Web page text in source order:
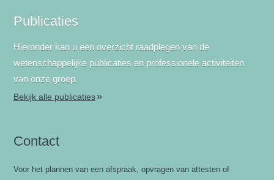
Publicaties
Hieronder kan u een overzicht raadplegen van de
wetenschappelijke publicaties en professionele activiteiten
van onze groep.
Bekijk alle publicaties»
Contact
Voor het plannen van een afspraak, opvragen van attesten of